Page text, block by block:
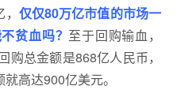
仅仅80万亿市值的市场一
贫血吗？ 至于回购输血，
总金额是868亿人民币，
高达900亿美元。